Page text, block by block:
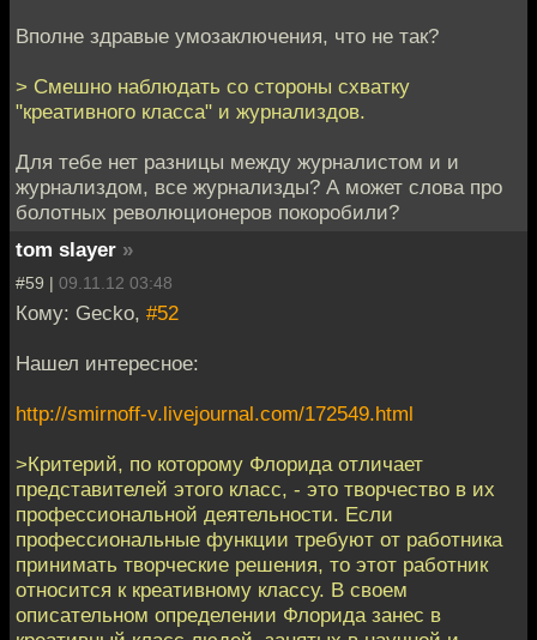
Вполне здравые умозаключения, что не так?
> Смешно наблюдать со стороны схватку
"креативного класса" и журнализдов.
Для тебе нет разницы между журналистом и и
журнализдом, все журнализды? А может слова про
болотных революционеров покоробили?
tom slayer »
#59 | 09.11.12 03:48
Кому: Gecko, #52
Нашел интересное:
http://smirnoff-v.livejournal.com/172549.html
>Критерий, по которому Флорида отличает
представителей этого класс, - это творчество в их
профессиональной деятельности. Если
профессиональные функции требуют от работника
принимать творческие решения, то этот работник
относится к креативному классу. В своем
описательном определении Флорида занес в